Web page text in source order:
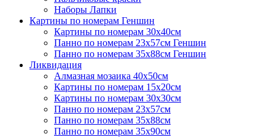
Наборы Лапки
Картины по номерам Геншин
Картины по номерам 30х40см
Панно по номерам 23х57см Геншин
Панно по номерам 35х88см Геншин
Ликвидация
Алмазная мозаика 40х50см
Картины по номерам 15х20см
Картины по номерам 30х30см
Панно по номерам 23х57см
Панно по номерам 35х88см
Панно по номерам 35х90см